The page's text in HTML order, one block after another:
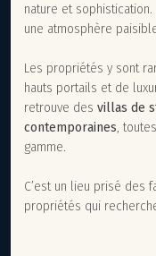
nature et
une atmosphère
Les propriétés y sont
hauts portails et de
retrouve des villas de
contemporaines,
gamme.
C’est un lieu prisé
propriétés qui